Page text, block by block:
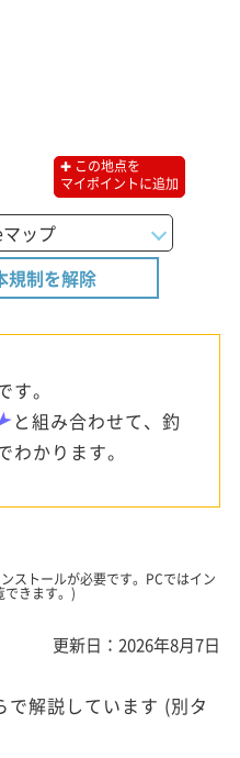
✚ この地点を
マイポイントに追加
規制を解除
。
と組み合わせて、釣
わかります。
ストールが必要です。PCではイン
できます。)
更新日：2026年8月7日
で解説しています (別タ